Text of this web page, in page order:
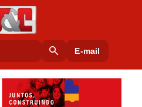
search E-mail